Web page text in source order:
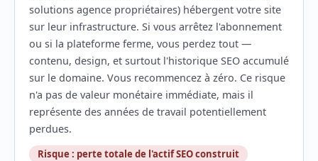
solutions agence propriétaires) hébergent votre site
sur leur infrastructure. Si vous arrêtez l'abonnement
ou si la plateforme ferme, vous perdez tout —
contenu, design, et surtout l'historique SEO accumulé
sur le domaine. Vous recommencez à zéro. Ce risque
n'a pas de valeur monétaire immédiate, mais il
représente des années de travail potentiellement
perdues.
Risque : perte totale de l'actif SEO construit